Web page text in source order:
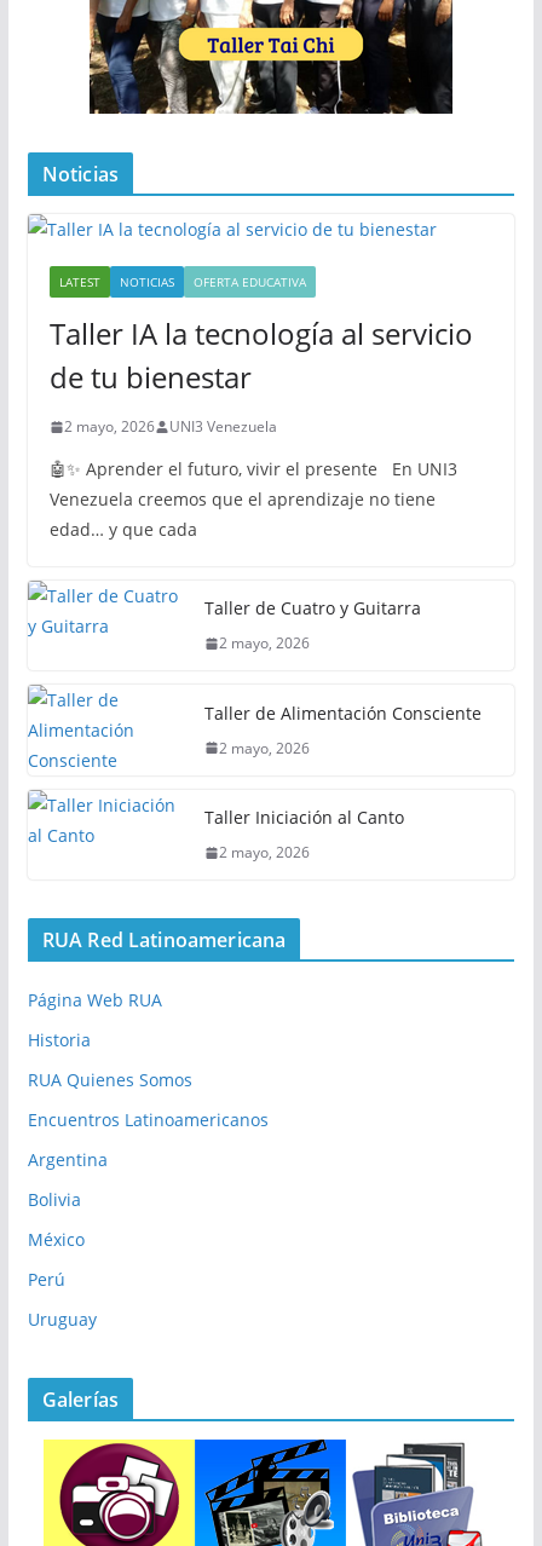
Noticias
LATEST NOTICIAS OFERTA EDUCATIVA
Taller IA la tecnología al servicio
de tu bienestar
2 mayo, 2026 UNI3 Venezuela
🤖✨ Aprender el futuro, vivir el presente En UNI3
Venezuela creemos que el aprendizaje no tiene
edad… y que cada
Taller de Cuatro y Guitarra
2 mayo, 2026
Taller de Alimentación Consciente
2 mayo, 2026
Taller Iniciación al Canto
2 mayo, 2026
RUA Red Latinoamericana
Página Web RUA
Historia
RUA Quienes Somos
Encuentros Latinoamericanos
Argentina
Bolivia
México
Perú
Uruguay
Galerías